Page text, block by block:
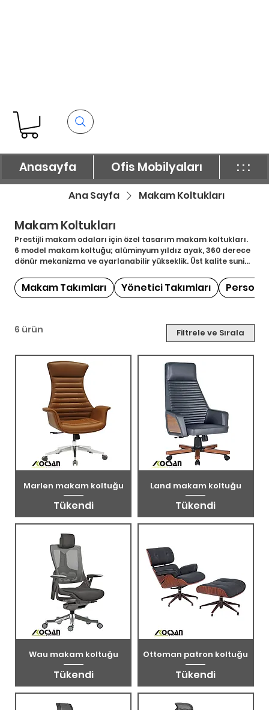
Anasayfa Ofis Mobilyaları : : :
Ana Sayfa Makam Koltukları
Makam Koltukları
Prestijli makam odaları için özel tasarım makam koltukları.
6 model makam koltuğu; alüminyum yıldız ayak, 360 derece
dönür mekanizma ve ayarlanabilir yükseklik. Üst kalite suni
genel müdür odaları için ideal. Koçsan Mobilya üretimi.
Makam Takımları Yönetici Takımları
6 ürün Filtrele ve Sırala
Marlen makam koltuğu
Tükendi
Land makam koltuğu
Tükendi
Wau makam koltuğu
Tükendi
Ottoman patron koltuğu
Tükendi